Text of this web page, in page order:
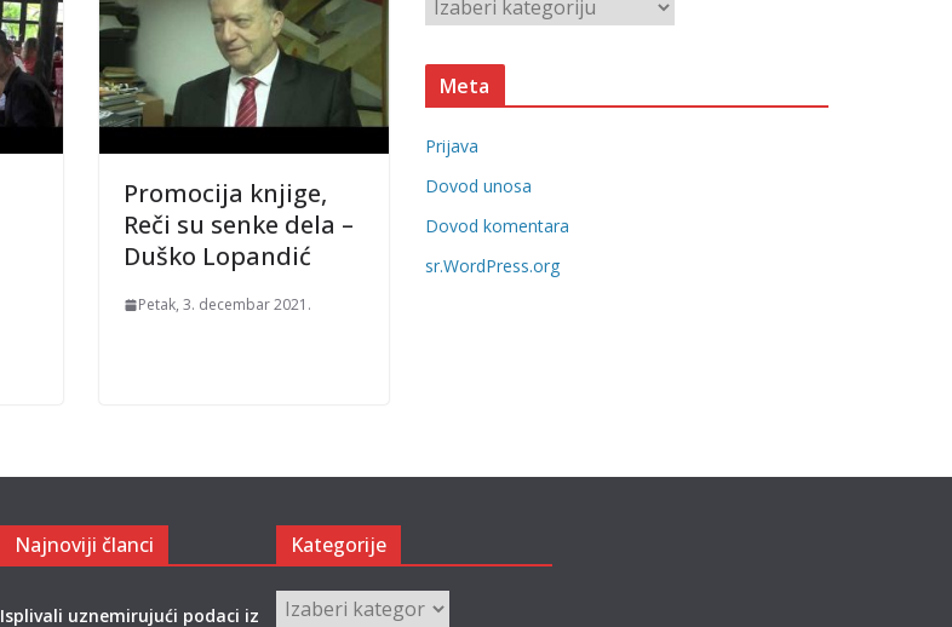
Promocija knjige,
Reči su senke dela –
Duško Lopandić
Petak, 3. decembar 2021.
a
t
o
r
i
e
Meta
Prijava
Dovod unosa
Dovod komentara
sr.WordPress.org
Najnoviji članci
Isplivali uznemirujući podaci iz
Kategorije
Kategorije